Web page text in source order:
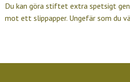
Du kan göra stiftet extra spetsigt
mot ett slippapper. Ungefär som du